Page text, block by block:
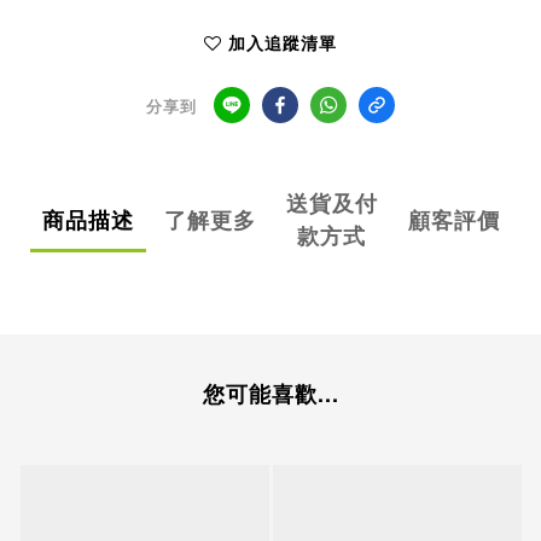
加入追蹤清單
分享到
商品描述 了解更多
送貨及付
款方式
顧客評價
您可能喜歡...